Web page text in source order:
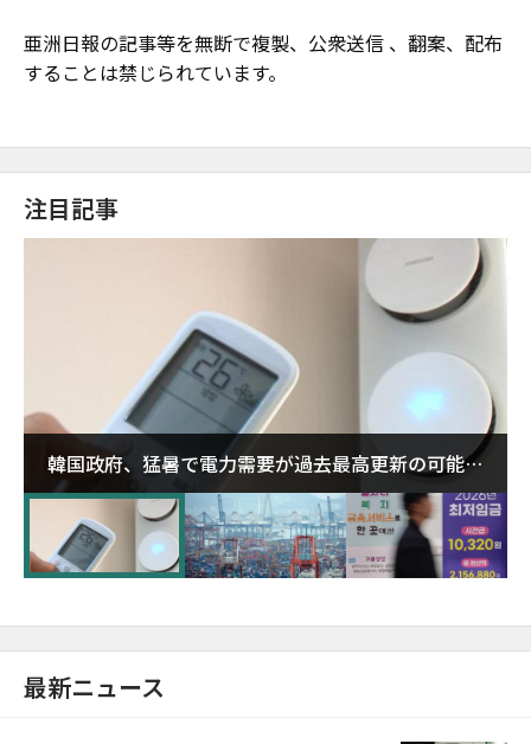
亜洲日報の記事等を無断で複製、公衆送信 、翻案、配布
することは禁じられています。
注目記事
韓国政府、猛暑で電力需要が過去最高更新の可能性
に需給対応体制を点検
最新ニュース